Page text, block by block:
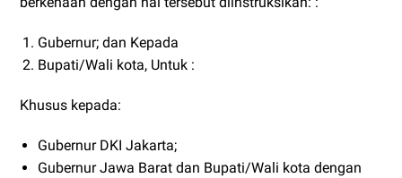
Gubernur; dan Kepada
Bupati/Wali kota, Untuk :
Khusus kepada:
Gubernur DKI Jakarta;
Gubernur Jawa Barat dan Bupati/Wali kota dengan